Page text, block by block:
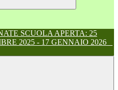
SCUOLA APERTA: 25
2025 - 17 GENNAIO 2026